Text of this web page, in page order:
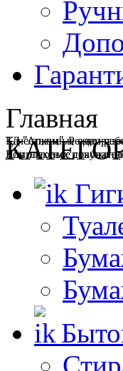
Главная
ТД "Арком". Режим
Комплексное
Качественные
Для оптовых